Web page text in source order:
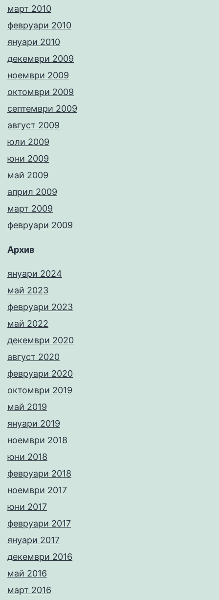
март 2010
февруари 2010
януари 2010
декември 2009
ноември 2009
октомври 2009
септември 2009
август 2009
юли 2009
юни 2009
май 2009
април 2009
март 2009
февруари 2009
Архив
януари 2024
май 2023
февруари 2023
май 2022
декември 2020
август 2020
февруари 2020
октомври 2019
май 2019
януари 2019
ноември 2018
юни 2018
февруари 2018
ноември 2017
юни 2017
февруари 2017
януари 2017
декември 2016
май 2016
март 2016